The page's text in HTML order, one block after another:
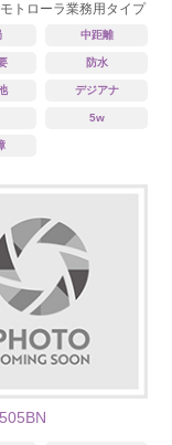
トローラ業務用タイプ
中距離
防水
デジアナ
5w